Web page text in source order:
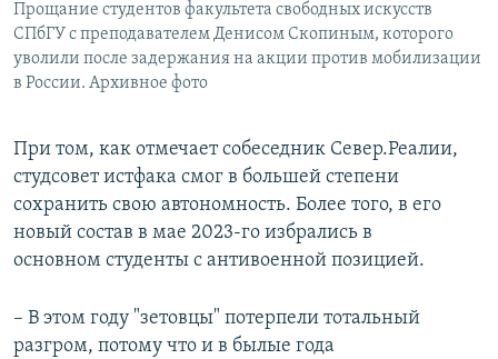
Прощание студентов факультета свободных искусств
СПбГУ с преподавателем Денисом Скопиным, которого
уволили после задержания на акции против мобилизации
в России. Архивное фото
При том, как отмечает собеседник Север.Реалии,
студсовет истфака смог в большей степени
сохранить свою автономность. Более того, в его
новый состав в мае 2023-го избрались в
основном студенты с антивоенной позицией.
– В этом году "зетовцы" потерпели тотальный
разгром, потому что и в былые года